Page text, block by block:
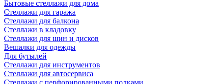
Бытовые стеллажи для дома
Стеллажи для гаража
Стеллажи для балкона
Стеллажи в кладовку
Стеллажи для шин и дисков
Вешалки для одежды
Для бутылей
Стеллажи для инструментов
Стеллажи для автосервиса
Стеллажи с перфорированными полками